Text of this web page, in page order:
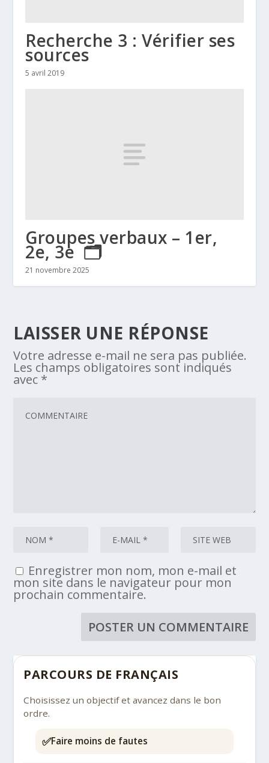
Recherche 3 : Vérifier ses
sources
5 avril 2019
Groupes verbaux – 1er,
2e, 3e 🗂️
21 novembre 2025
LAISSER UNE RÉPONSE
Votre adresse e-mail ne sera pas publiée.
Les champs obligatoires sont indiqués
avec *
Enregistrer mon nom, mon e-mail et
mon site dans le navigateur pour mon
prochain commentaire.
PARCOURS DE FRANÇAIS
Choisissez un objectif et avancez dans le bon
ordre.
✅Faire moins de fautes